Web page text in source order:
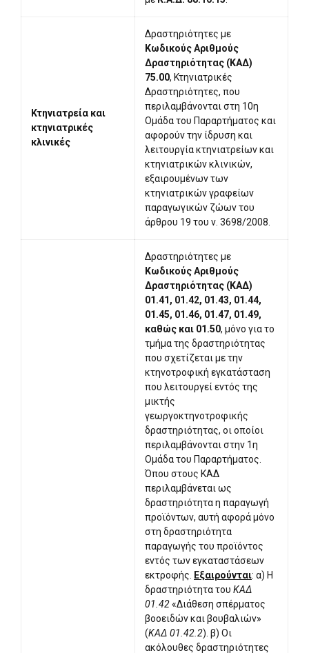
Κτηνιατρεία και
κτηνιατρικές
κλινικές
Δραστηριότητες με
Κωδικούς Αριθμούς
Δραστηριότητας (ΚΑΔ)
75.00, Κτηνιατρικές
Δραστηριότητες, που
περιλαμβάνονται στη 10η
Ομάδα του Παραρτήματος και
αφορούν την ίδρυση και
λειτουργία κτηνιατρείων και
κτηνιατρικών κλινικών,
εξαιρουμένων των
κτηνιατρικών γραφείων
παραγωγικών ζώων του
άρθρου 19 του ν. 3698/2008.
Δραστηριότητες με
Κωδικούς Αριθμούς
Δραστηριότητας (ΚΑΔ)
01.41, 01.42, 01.43, 01.44,
01.45, 01.46, 01.47, 01.49,
καθώς και 01.50, μόνο για το
τμήμα της δραστηριότητας
που σχετίζεται με την
κτηνοτροφική εγκατάσταση
που λειτουργεί εντός της
μικτής
γεωργοκτηνοτροφικής
δραστηριότητας, οι οποίοι
περιλαμβάνονται στην 1η
Ομάδα του Παραρτήματος.
Όπου στους ΚΑΔ
περιλαμβάνεται ως
δραστηριότητα η παραγωγή
προϊόντων, αυτή αφορά μόνο
στη δραστηριότητα
παραγωγής του προϊόντος
εντός των εγκαταστάσεων
εκτροφής.
Εξαιρούνται: α) Η
δραστηριότητα του ΚΑΔ
01.42«Διάθεση σπέρματος
βοοειδών και βουβαλιών»
(ΚΑΔ 01.42.2). β) Οι
ακόλουθες δραστηριότητες